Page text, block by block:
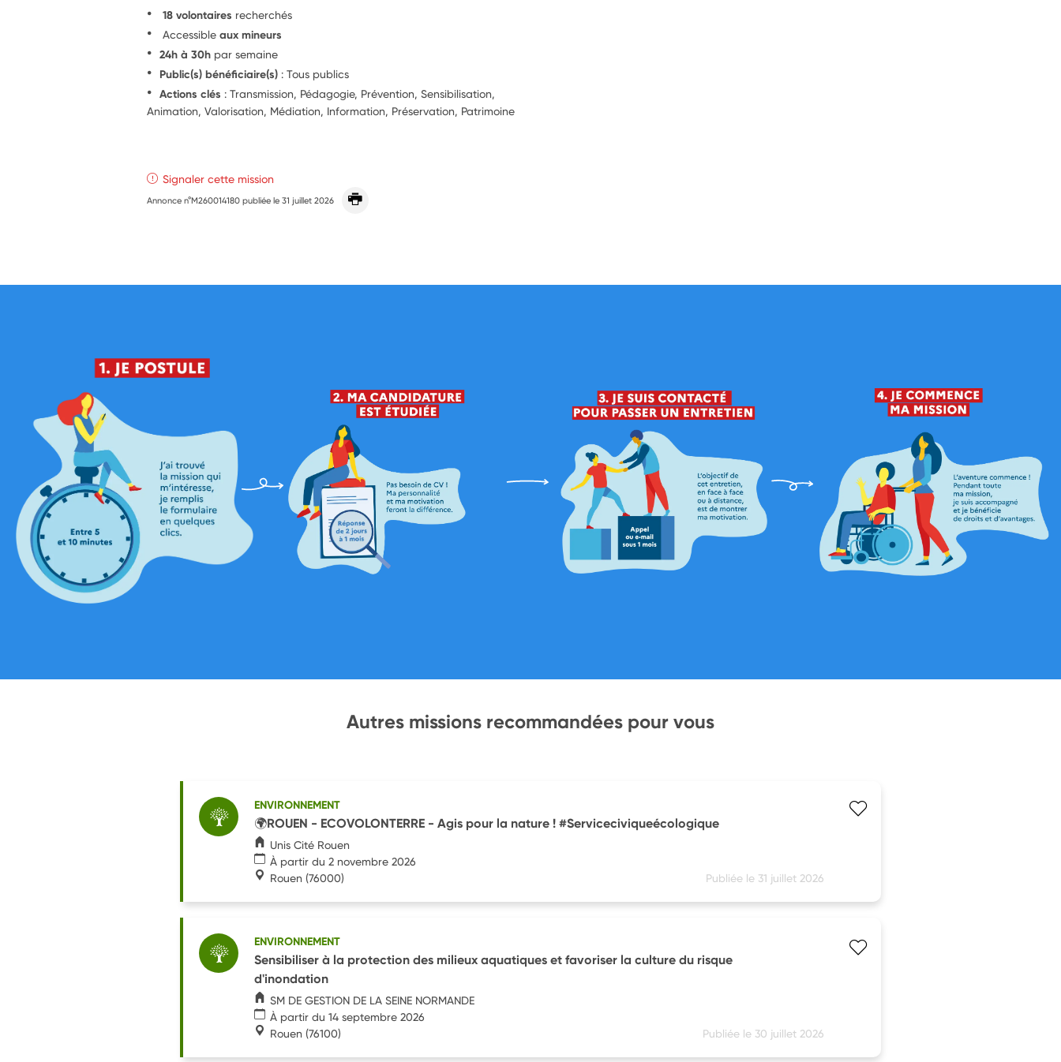
18 volontaires recherchés
Accessibleaux mineurs
24h à 30h par semaine
Public(s) bénéficiaire(s) : Tous publics
Actions clés : Transmission, Pédagogie, Prévention, Sensibilisation,
Animation, Valorisation, Médiation, Information, Préservation, Patrimoine
Signaler cette mission
Annonce n°M260014180 publiée le31 juillet 2026
Autres missions recommandées pour vous
ENVIRONNEMENT
🌍ROUEN - ECOVOLONTERRE - Agis pour la nature ! #Serviceciviqueécologique
Unis Cité Rouen
À partir du 2 novembre 2026
Rouen (76000) Publiée le 31 juillet 2026
ENVIRONNEMENT
Sensibiliser à la protection des milieux aquatiques et favoriser la culture du risque
d'inondation
SM DE GESTION DE LA SEINE NORMANDE
À partir du 14 septembre 2026
Rouen (76100) Publiée le 30 juillet 2026